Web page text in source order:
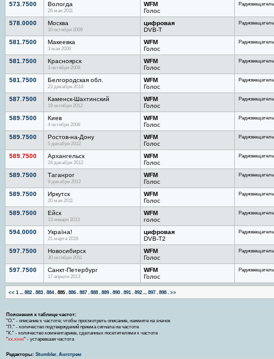
573.7500 Вологда
26 мая 2011
WFM
Голос
578.0000 Москва
10 октября 2009
цифровая
DVB-T
581.7500 Макеевка
3 мая 2006
WFM
Голос
581.7500 Красноярск
3 октября 2008
WFM
Голос
581.7500 Белгородская обл.
23 декабря 2014
WFM
Голос
587.7500 Каменск-Шахтинский
19 октября 2012
WFM
Голос
589.7500 Киев
4 октября 2008
WFM
Голос
589.7500 Ростов-на-Дону
5 декабря 2012
WFM
Голос
589.7500 Архангельск
24 декабря 2012
WFM
Голос
589.7500 Таганрог
9 декабря 2012
WFM
Голос
589.7500 Иркутск
20 мая 2011
WFM
Голос
589.7500 Ейск
13 января 2013
WFM
голос
594.0000 Україна!
21 марта 2016
цифровая
DVB-T2
597.7500 Новосибирск
30 октября 2011
WFM
Голос
597.7500 Санкт-Петербург
17 апреля 2013
WFM
Голос
<< 1... 882. 883 . 884. 885. 886. 887 . 888. 889. 890 . 891. 892... 897 . 898. >>
Пояснения к таблице частот:
"О." - описание к частоте; чтобы просмотреть описание, нажмите на значок
"П." - количество подтверждений приема сигнала на частоте
"К." - количество комментариев, сделанных посетителями к частоте
"хх.хххх" - устаревшая частота
Редакторы: Stumbler, Ангстрем